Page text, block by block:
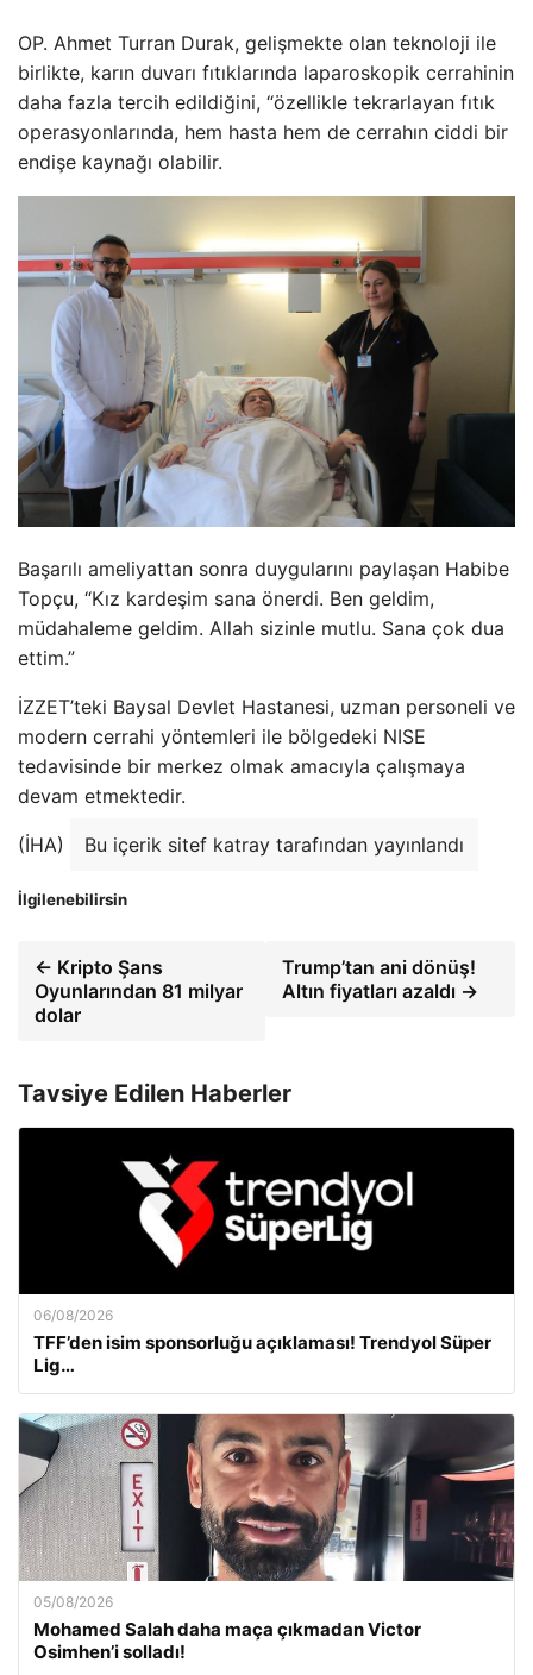
OP. Ahmet Turran Durak, gelişmekte olan teknoloji ile
birlikte, karın duvarı fıtıklarında laparoskopik cerrahinin
daha fazla tercih edildiğini, “özellikle tekrarlayan fıtık
operasyonlarında, hem hasta hem de cerrahın ciddi bir
endişe kaynağı olabilir.
Başarılı ameliyattan sonra duygularını paylaşan Habibe
Topçu, “Kız kardeşim sana önerdi. Ben geldim,
müdahaleme geldim. Allah sizinle mutlu. Sana çok dua
ettim.”
İZZET’teki Baysal Devlet Hastanesi, uzman personeli ve
modern cerrahi yöntemleri ile bölgedeki NISE
tedavisinde bir merkez olmak amacıyla çalışmaya
devam etmektedir.
(İHA) Bu içerik sitef katray tarafından yayınlandı
İlgilenebilirsin
← Kripto Şans
Oyunlarından 81 milyar
dolar
Trump’tan ani dönüş!
Altın fiyatları azaldı →
Tavsiye Edilen Haberler
06/08/2026
TFF’den isim sponsorluğu açıklaması! Trendyol Süper
Lig…
05/08/2026
Mohamed Salah daha maça çıkmadan Victor
Osimhen’i solladı!